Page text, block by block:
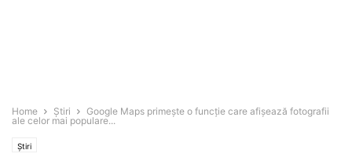
Home Știri
Google Maps primeşte o funcţie care afişează fotografii
ale celor mai populare...
Știri